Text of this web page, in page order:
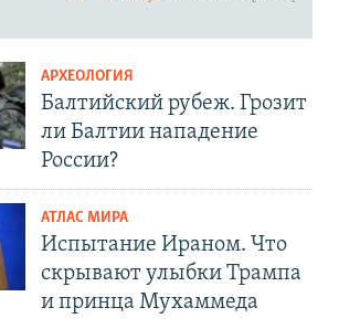
АРХЕОЛОГИЯ
Балтийский рубеж. Грозит
ли Балтии нападение
России?
АТЛАС МИРА
Испытание Ираном. Что
скрывают улыбки Трампа
и принца Мухаммеда